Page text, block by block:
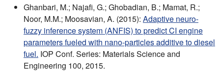
Ghanbari, M.; Najafi, G.; Ghobadian, B.; Mamat, R.;
Noor, M.M.; Moosavian, A. (2015): Adaptive neuro-
fuzzy inference system (ANFIS) to predict CI engine
parameters fueled with nano-particles additive to diesel
fuel. IOP Conf. Series: Materials Science and
Engineering 100, 2015.